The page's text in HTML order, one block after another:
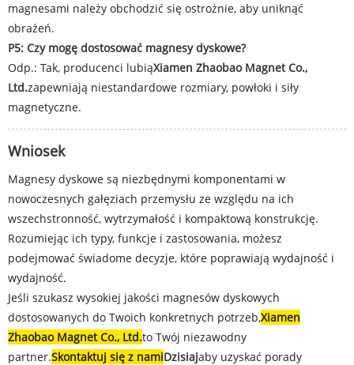
magnesami należy obchodzić się ostrożnie, aby uniknąć
obrażeń.
P5: Czy mogę dostosować magnesy dyskowe?
Odp.: Tak, producenci lubiąXiamen Zhaobao Magnet Co.,
Ltd.zapewniają niestandardowe rozmiary, powłoki i siły
magnetyczne.
Wniosek
Magnesy dyskowe są niezbędnymi komponentami w
nowoczesnych gałęziach przemysłu ze względu na ich
wszechstronność, wytrzymałość i kompaktową konstrukcję.
Rozumiejąc ich typy, funkcje i zastosowania, możesz
podejmować świadome decyzje, które poprawiają wydajność i
wydajność.
Jeśli szukasz wysokiej jakości magnesów dyskowych
dostosowanych do Twoich konkretnych potrzeb,Xiamen
Zhaobao Magnet Co., Ltd.to Twój niezawodny
partner.Skontaktuj się z namiDzisiajaby uzyskać porady